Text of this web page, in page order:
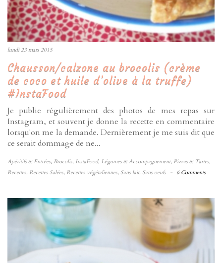
lundi 23 mars 2015
Chausson/calzone au brocolis (crème
de coco et huile d’olive à la truffe)
#InstaFood
Je publie régulièrement des photos de mes repas sur
Instagram, et souvent je donne la recette en commentaire
lorsqu'on me la demande. Dernièrement je me suis dit que
ce serait dommage de ne...
Apéritifs & Entrées, Brocolis, InstaFood, Légumes & Accompagnement, Pizzas & Tartes,
Recettes, Recettes Salées, Recettes végétaliennes, Sans lait, Sans oeufs - 6 Comments